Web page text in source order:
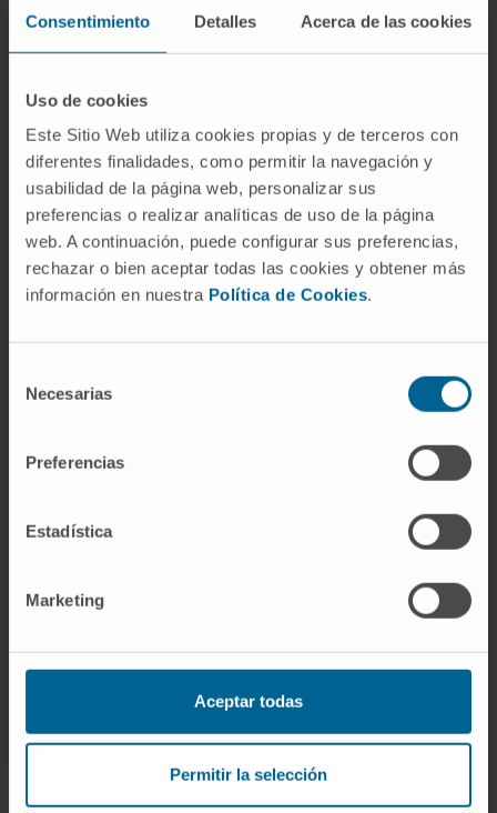
Consentimiento Detalles Acerca de las cookies
Uso de cookies
Este Sitio Web utiliza cookies propias y de terceros con
diferentes finalidades, como permitir la navegación y
usabilidad de la página web, personalizar sus
preferencias o realizar analíticas de uso de la página
web. A continuación, puede configurar sus preferencias,
rechazar o bien aceptar todas las cookies y obtener más
información en nuestra Política de Cookies.
Necesarias
Preferencias
Estadística
Marketing
Aceptar todas
Permitir la selección
abordar los síntomas motores.
la fisioterapia y la terapia ocupacional,
también son esenciales para ayudar a los
pacientes a mantener su independencia y
movilidad el mayor tiempo posible. Además, el
manejo de los síntomas autonómicos, como la
disfunción vesical y el estreñimiento, es
crucial y requiere un enfoque
los pacientes con síndrome de Shy-Drager
adecuado y de modificaciones en el estilo de
vida, como evitar el levantarse rápidamente y
contrarrestar los efectos de la hipotensión
también es fundamental para los pacientes y
La información proporcionada en este Diccionario Médico de la